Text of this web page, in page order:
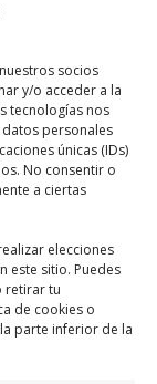
socios
y/o acceder a la
tecnologías nos
personales
únicas (IDs)
No consentir o
a ciertas
elecciones
este sitio. Puedes
retirar tu
de cookies o
parte inferior de la
Redes
Slse
14, 03300
el